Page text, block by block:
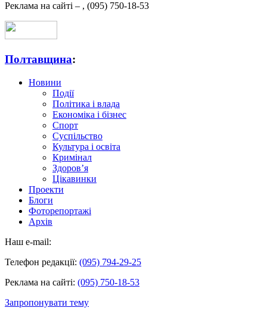
Реклама на сайті – , (095) 750-18-53
Полтавщина:
Новини
Події
Політика і влада
Економіка і бізнес
Спорт
Суспільство
Культура і освіта
Кримінал
Здоров’я
Цікавинки
Проекти
Блоги
Фоторепортажі
Архів
Наш e-mail:
Телефон редакції: (095) 794-29-25
Реклама на сайті: (095) 750-18-53
Запропонувати тему